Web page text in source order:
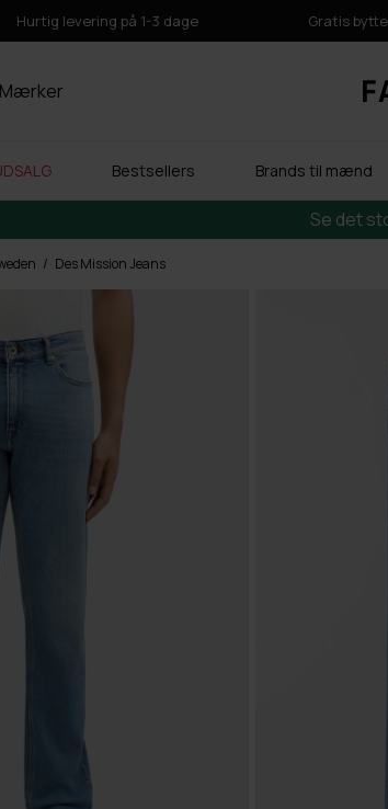
Hurtig levering på 1-3 dage Gratis
Mærker
Bestsellers Brands til mænd
Se det
Des Mission Jeans